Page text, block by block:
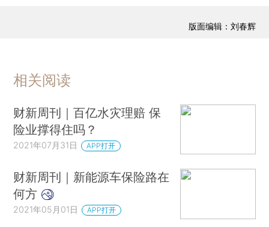
版面编辑：刘春辉
相关阅读
财新周刊｜百亿水灾理赔 保
险业撑得住吗？
2021年07月31日 APP打开
财新周刊｜新能源车保险路在
何方
2021年05月01日 APP打开